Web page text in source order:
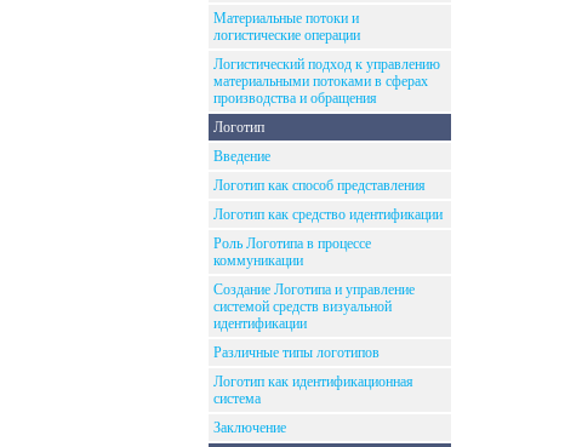
Материальные потоки и
логистические операции
Логистический подход к управлению
материальными потоками в сферах
производства и обращения
Логотип
Введение
Логотип как способ представления
Логотип как средство идентификации
Роль Логотипа в процессе
коммуникации
Создание Логотипа и управление
системой средств визуальной
идентификации
Различные типы логотипов
Логотип как идентификационная
система
Заключение